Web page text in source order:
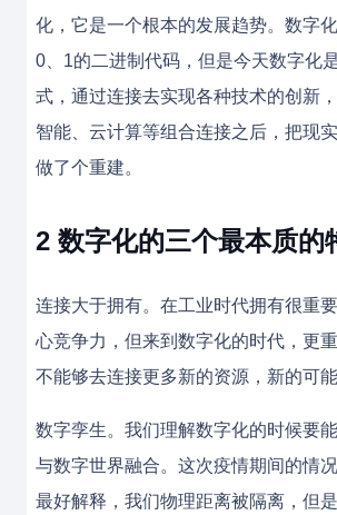
化，它是一个根本的发展趋势。数字
0、1的二进制代码，但是今天数字化
式，通过连接去实现各种技术的创新
智能、云计算等组合连接之后，把现
做了个重建。
2 数字化的三个最本质的
连接大于拥有。在工业时代拥有很重
心竞争力，但来到数字化的时代，更
不能够去连接更多新的资源，新的可能
数字孪生。我们理解数字化的时候要
与数字世界融合。这次疫情期间的情
最好解释，我们物理距离被隔离，但